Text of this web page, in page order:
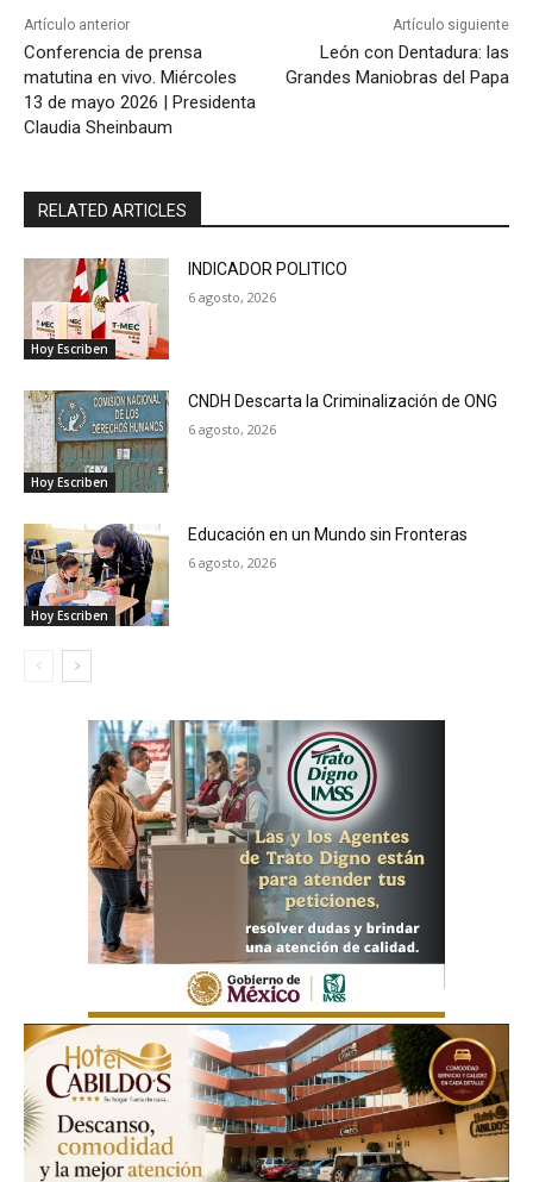
Artículo anterior
Conferencia de prensa
matutina en vivo. Miércoles
13 de mayo 2026 | Presidenta
Claudia Sheinbaum
Artículo siguiente
León con Dentadura: las
Grandes Maniobras del Papa
RELATED ARTICLES
Hoy Escriben
INDICADOR POLITICO
6 agosto, 2026
Hoy Escriben
CNDH Descarta la Criminalización de ONG
6 agosto, 2026
Hoy Escriben
Educación en un Mundo sin Fronteras
6 agosto, 2026